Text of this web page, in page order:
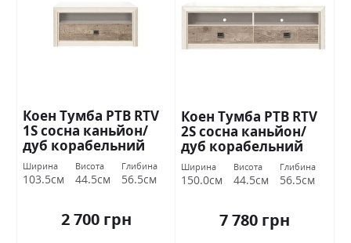
Коен Тумба РТВ RTV
1S сосна каньйон/
дуб корабельний
БРВ Україна
Ширина
103.5см
Висота
44.5см
Глибина
56.5см
2 700 грн
Коен Тумба РТВ RTV
2S сосна каньйон/
дуб корабельний
БРВ Україна
Ширина
150.0см
Висота
44.5см
Глибина
56.5см
7 780 грн